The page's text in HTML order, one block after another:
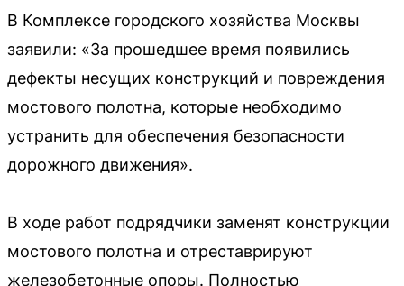
В Комплексе городского хозяйства Москвы
заявили: «За прошедшее время появились
дефекты несущих конструкций и повреждения
мостового полотна, которые необходимо
устранить для обеспечения безопасности
дорожного движения».
В ходе работ подрядчики заменят конструкции
мостового полотна и отреставрируют
железобетонные опоры. Полностью